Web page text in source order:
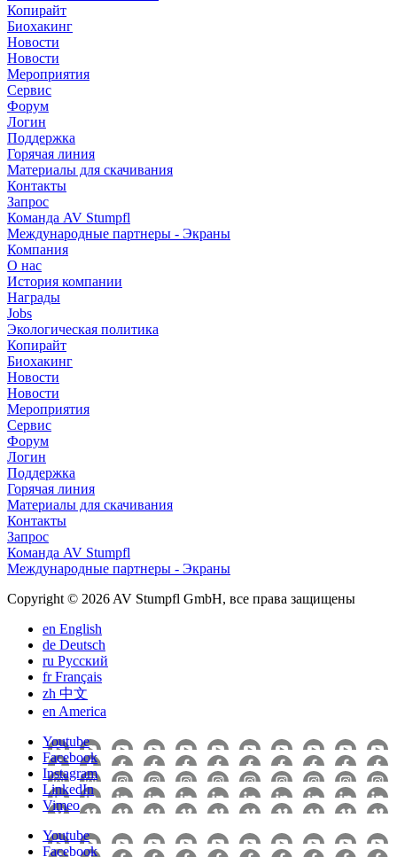
Копирайт
Биохакинг
Новости
Новости
Мероприятия
Сервис
Форум
Логин
Поддержка
Горячая линия
Материалы для скачивания
Контакты
Запрос
Команда AV Stumpfl
Международные партнеры - Экраны
Компания
О нас
История компании
Награды
Jobs
Экологическая политика
Копирайт
Биохакинг
Новости
Новости
Мероприятия
Сервис
Форум
Логин
Поддержка
Горячая линия
Материалы для скачивания
Контакты
Запрос
Команда AV Stumpfl
Международные партнеры - Экраны
Copyright © 2026 AV Stumpfl GmbH, все права защищены
en English
de Deutsch
ru Pусский
frFrançais
zh 中文
en America
Youtube
Facebook
Instagram
LinkedIn
Vimeo
Youtube
Facebook